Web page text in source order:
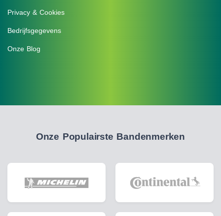
Privacy & Cookies
Bedrijfsgegevens
Onze Blog
Onze Populairste Bandenmerken